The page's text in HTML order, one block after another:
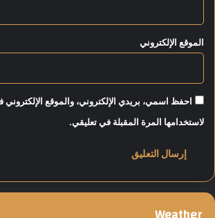
الموقع الإلكتروني
احفظ اسمي، بريدي الإلكتروني، والموقع
لاستخدامها المرة المقبلة في تعليقي.